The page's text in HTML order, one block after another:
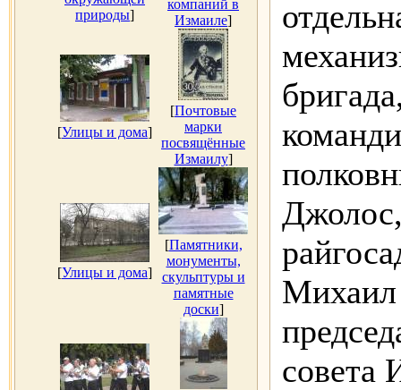
природы]
компаний в
Измаиле]
[Улицы и дома]
[Почтовые
марки
посвящённые
Измаилу]
[Улицы и дома]
[Памятники,
монументы,
скульптуры и
памятные
доски]
Михаил
совета